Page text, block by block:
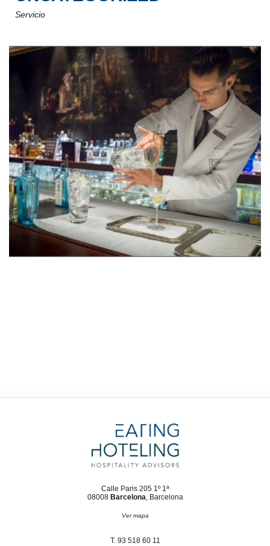
Servicio
Calle Paris 205 1º 1ª
08008 Barcelona, Barcelona
Ver mapa
T. 93 518 60 11